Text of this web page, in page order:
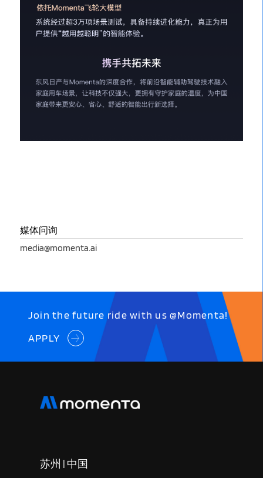
媒体问询
media@momenta.ai
Join the future ride with us @Momenta!
APPLY
苏州 | 中国